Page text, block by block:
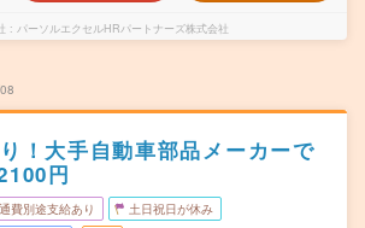
パーソルエクセルHRパートナーズ株式会社
！大手自動車部品メーカーで
円
費別途支給あり 土日祝日が休み